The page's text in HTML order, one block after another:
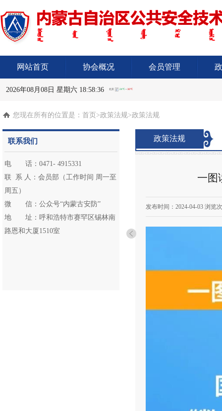
网站首页 协会概况 会员管理
2026年08月08日 星期六 18:58:37
您现在所有的位置是： 首页 >政策法规>政策法规
联系我们
电 话：0471- 4915331
联 系 人：会员部（工作时间 周一至
周五）
微 信：公众号“内蒙古安防”
地 址：呼和浩特市赛罕区锡林南
路恩和大厦1510室
政策法规
一图
发布时间： 2024-04-03浏览